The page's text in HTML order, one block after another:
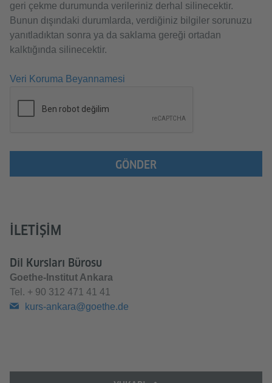
geri çekme durumunda verileriniz derhal silinecektir.
Bunun dışındaki durumlarda, verdiğiniz bilgiler sorunuzu
yanıtladıktan sonra ya da saklama gereği ortadan
kalktığında silinecektir.
Veri Koruma Beyannamesi
GÖNDER
İLETIŞIM
Dil Kursları Bürosu
Goethe-Institut Ankara
Tel. + 90 312 471 41 41
kurs-ankara@goethe.de